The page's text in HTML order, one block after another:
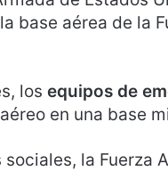
base aérea de la
los equipos de
en una base
la Fuerza